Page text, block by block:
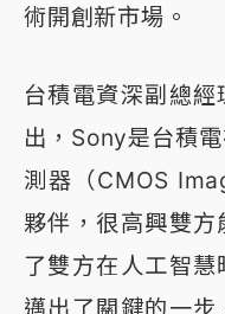
術開創新市場。
台積電資深副總
出，Sony是台積
測器（CMOS
夥伴，很高興雙
了雙方在人工智
邁出了關鍵的一